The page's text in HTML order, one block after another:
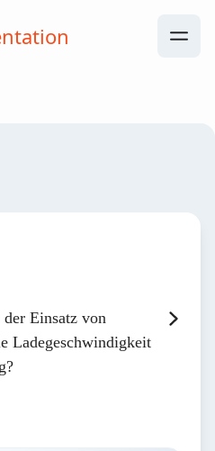
Einsatz von
Ladegeschwindigkeit